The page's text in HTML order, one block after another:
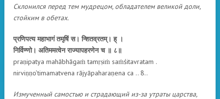
Склонился перед тем мудрецом, обладателем великой доли,
стойким в обетах.
प्रणिपत्य महाभागं तमृषिं स। न्शितव्रतम्। ह् ।
निर्विण्णो। अतिममत्वेन राज्यापहरणेन च ॥ ८॥
praṇipatya mahābhāgaṁ tamṛṣiṁ saṁśitavratam .
nirviṇṇo’timamatvena rājyāpaharaṇena ca .. 8..
Измученный самостью и страдающий из-за утраты царства,